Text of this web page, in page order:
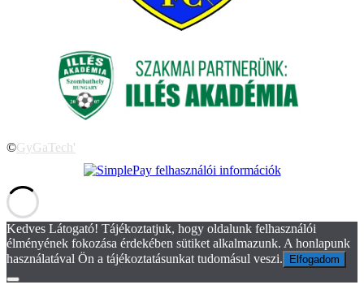
©GyGaTech'
Kedves Látogató! Tájékoztatjuk, hogy oldalunk felhasználói
élményének fokozása érdekében sütiket alkalmazunk. A honlapunk
használatával Ön a tájékoztatásunkat tudomásul veszi.
Elfogadom